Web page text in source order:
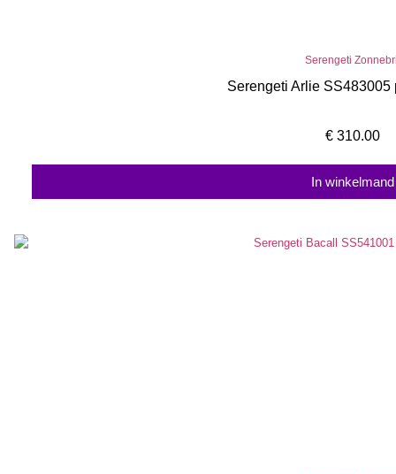
Serengeti
Serengeti Arlie SS483005
€ 310.00
In winkelmand